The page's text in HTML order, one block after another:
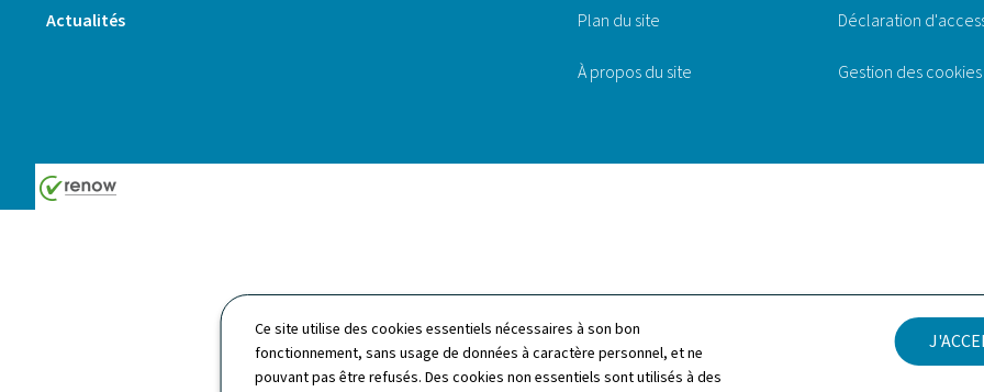
Ce site utilise des cookies essentiels nécessaires à son bon
fonctionnement, sans usage de données à caractère personnel, et ne
pouvant pas être refusés. Des cookies non essentiels sont utilisés à des
Actualités Plan du site
À propos du site
Déclaration
Gestion des cookies